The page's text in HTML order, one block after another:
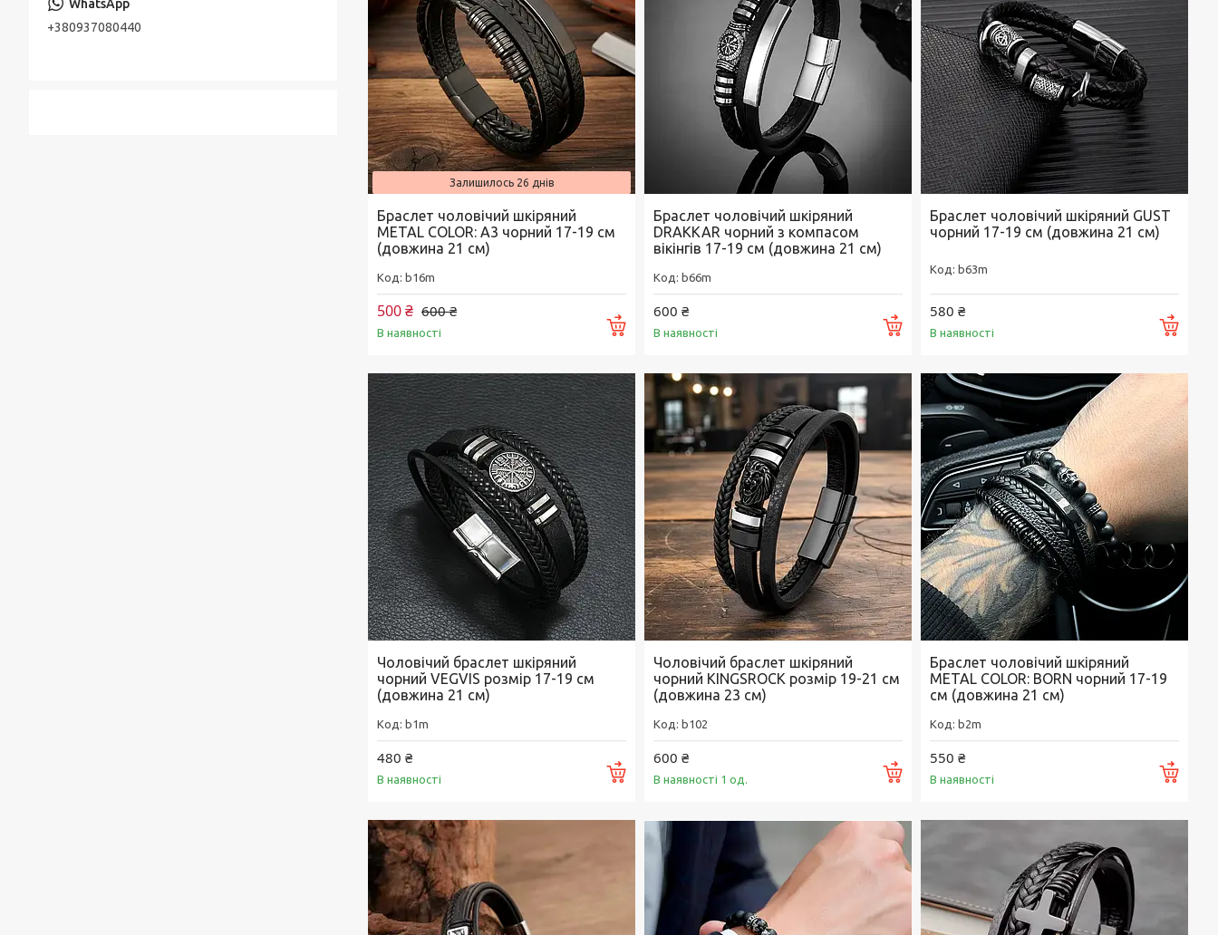
Залишилось 26 днів
Браслет чоловічий шкіряний
METAL COLOR: A3 чорний 17-19 см
(довжина 21 см)
b16m
600 ₴
500 ₴
В наявності Купити
Браслет чоловічий шкіряний
DRAKKAR чорний з компасом
вікінгів 17-19 см (довжина 21 см)
b66m
600 ₴
В наявності Купити
Браслет чоловічий шкіряний GUST
чорний 17-19 см (довжина 21 см)
b63m
580 ₴
В наявності
Чоловічий браслет шкіряний
чорний VEGVIS розмір 17-19 см
(довжина 21 см)
b1m
480 ₴
В наявності Купити
Чоловічий браслет шкіряний
чорний KINGSROCK розмір 19-21 см
(довжина 23 см)
b102
600 ₴
В наявності 1 од. Купити
Браслет чоловічий шкіряний
METAL COLOR: BORN чорний 17-19
см (довжина 21 см)
b2m
550 ₴
В наявності
+380937080440